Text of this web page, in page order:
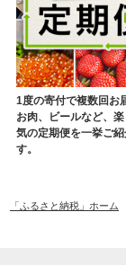
1度の寄付で複数回お
お肉、ビールなど、
気の定期便を一挙ご紹
す。
「ふるさと納税」ホーム